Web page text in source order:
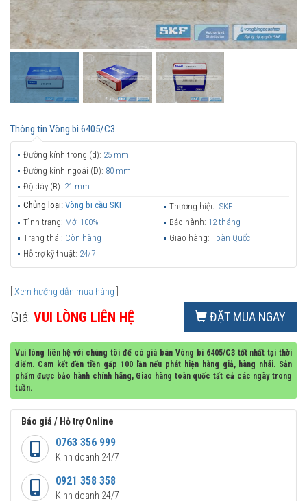
Thông tin Vòng bi 6405/C3
Đường kính trong (d): 25 mm
Đường kính ngoài (D): 80 mm
Độ dày (B): 21 mm
Chủng loại: Vòng bi cầu SKF Thương hiệu: SKF
Tình trạng: Mới 100% Bảo hành: 12 tháng
Trạng thái: Còn hàng Giao hàng: Toàn Quốc
Hỗ trợ kỹ thuật: 24/7
Xem hướng dẫn mua hàng
Giá: VUI LÒNG LIÊN HỆ ĐẶT MUA NGAY
Vui lòng liên hệ với chúng tôi để có giá bán Vòng bi 6405/C3 tốt nhất tại thời
điểm. Cam kết đền tiền gấp 100 lần nếu phát hiện hàng giả, hàng nhái. Sản
phẩm được bảo hành chính hãng, Giao hàng toàn quốc tất cả các ngày trong
tuần.
Báo giá / Hỗ trợ Online
0763 356 999
Kinh doanh 24/7
0921 358 358
Kinh doanh 24/7